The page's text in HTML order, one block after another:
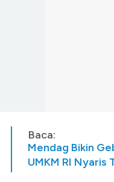
Baca:
Mendag Bikin
UMKM RI Nyaris